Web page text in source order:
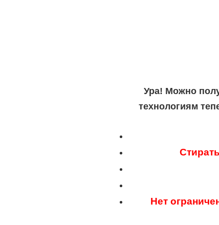
Ура! Можно
технологиям
Нет